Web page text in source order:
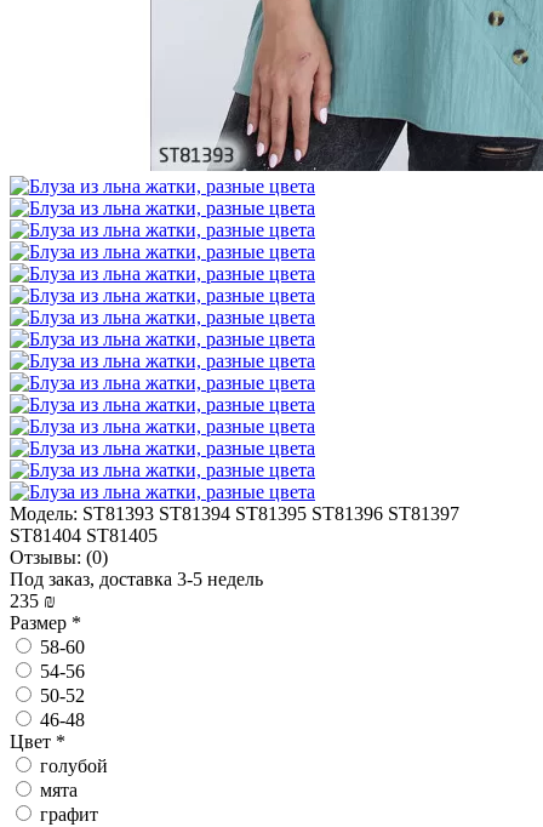
Модель: ST81393 ST81394 ST81395 ST81396 ST81397
ST81404 ST81405
Отзывы: (0)
Под заказ, доставка 3-5 недель
235 ₪
Размер *
58-60
54-56
50-52
46-48
Цвет *
голубой
мята
графит